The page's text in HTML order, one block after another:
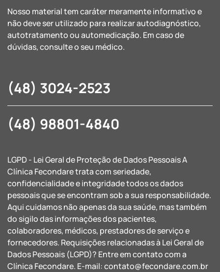
Nosso material tem caráter meramente informativo e
não deve ser utilizado para realizar autodiagnóstico,
autotratamento ou automedicação. Em caso de
dúvidas, consulte o seu médico.
(48) 3024-2523
(48) 98801-4840
LGPD - Lei Geral de Proteção de Dados Pessoais A
Clínica Fecondare trata com seriedade,
confidencialidade e integridade todos os dados
pessoais que se encontram sob a sua responsabilidade.
Aqui cuidamos não apenas da sua saúde, mas também
do sigilo das informações dos pacientes,
colaboradores, médicos, prestadores de serviço e
fornecedores. Requisições relacionadas à Lei Geral de
Dados Pessoais (LGPD)? Entre em contato com a
Clínica Fecondare. E-mail:contato@fecondare.com.br